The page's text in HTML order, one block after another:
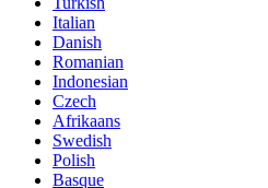
Italian
Danish
Romanian
Indonesian
Czech
Afrikaans
Swedish
Polish
Basque